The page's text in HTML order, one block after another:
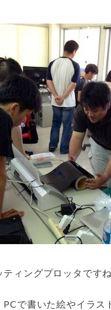
ィングプロッタですね
で書いた絵やイラ